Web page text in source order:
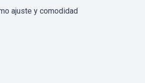
ajuste y comodidad